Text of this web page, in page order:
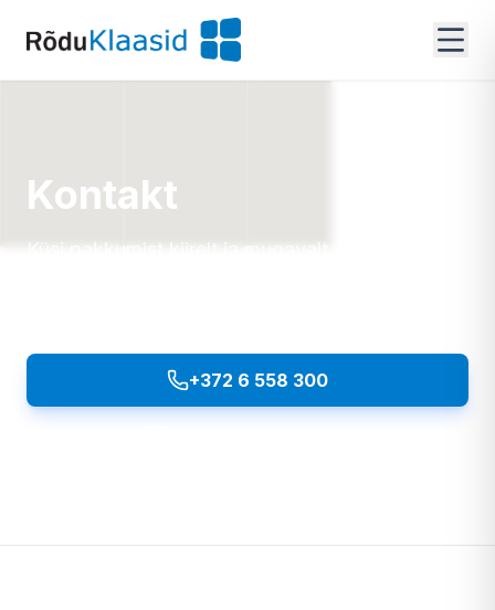
Kontakt
Küsi pakkumist kiirelt ja mugavalt meie
Helista
+372 6 558 300